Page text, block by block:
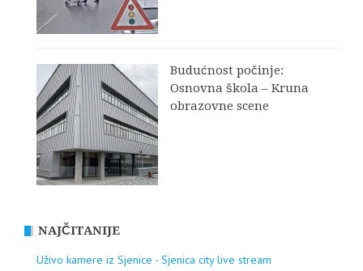
Budućnost počinje:
Osnovna škola – Kruna
obrazovne scene
NAJČITANIJE
Uživo kamere iz Sjenice - Sjenica city live stream